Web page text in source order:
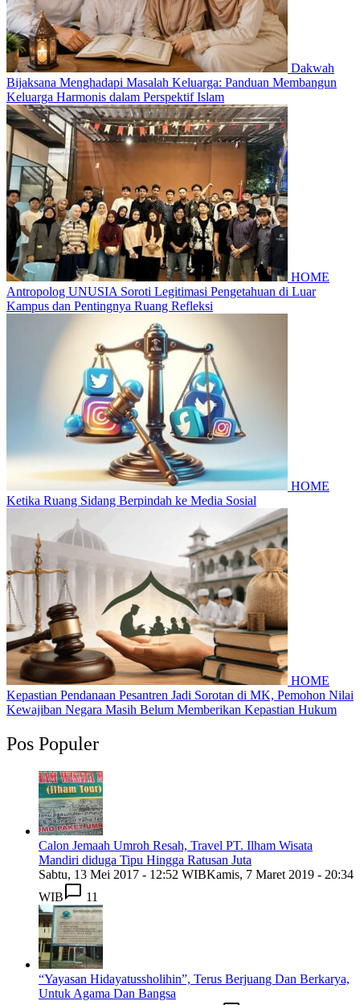
Dakwah
Bijaksana Menghadapi Masalah Keluarga: Panduan Membangun
Keluarga Harmonis dalam Perspektif Islam
HOME
Antropolog UNUSIA Soroti Legitimasi Pengetahuan di Luar
Kampus dan Pentingnya Ruang Refleksi
HOME
Ketika Ruang Sidang Berpindah ke Media Sosial
HOME
Kepastian Pendanaan Pesantren Jadi Sorotan di MK, Pemohon Nilai
Kewajiban Negara Masih Belum Memberikan Kepastian Hukum
Pos Populer
Calon Jemaah Umroh Resah, Travel PT. Ilham Wisata
Mandiri diduga Tipu Hingga Ratusan Juta
Sabtu, 13 Mei 2017 - 12:52 WIBKamis, 7 Maret 2019 - 20:34
WIB
11
“Yayasan Hidayatussholihin”, Terus Berjuang Dan Berkarya,
Untuk Agama Dan Bangsa